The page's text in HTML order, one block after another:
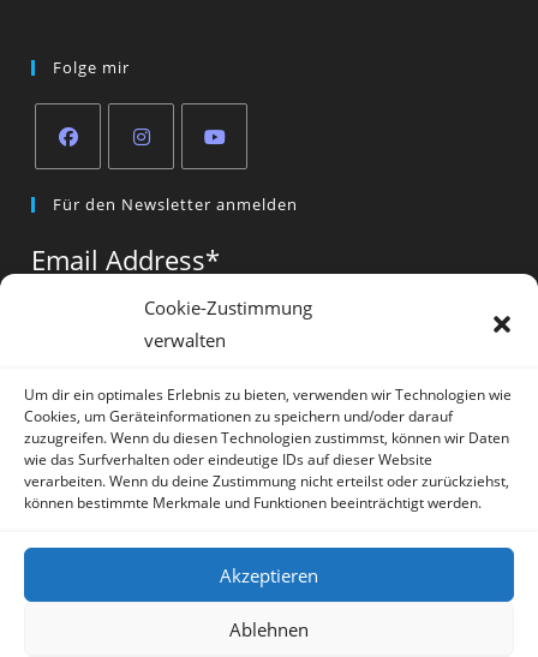
Cookie-Zustimmung
verwalten
Um dir ein optimales Erlebnis zu bieten, verwenden wir Technologien wie
Cookies, um Geräteinformationen zu speichern und/oder darauf
zuzugreifen. Wenn du diesen Technologien zustimmst, können wir Daten
wie das Surfverhalten oder eindeutige IDs auf dieser Website
verarbeiten. Wenn du deine Zustimmung nicht erteilst oder zurückziehst,
können bestimmte Merkmale und Funktionen beeinträchtigt werden.
Akzeptieren
Ablehnen
Folge mir
in
new
in
new
in
new
tab
Für den Newsletter anmelden
Email Address*
Vorname*